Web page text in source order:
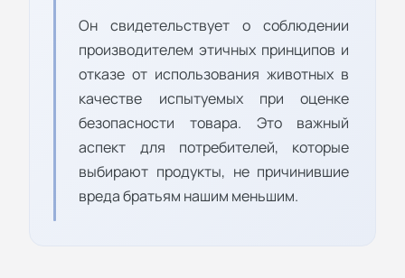
Он свидетельствует о соблюдении
производителем этичных принципов и
отказе от использования животных в
качестве испытуемых при оценке
безопасности товара. Это важный
аспект для потребителей, которые
выбирают продукты, не причинившие
вреда братьям нашим меньшим.